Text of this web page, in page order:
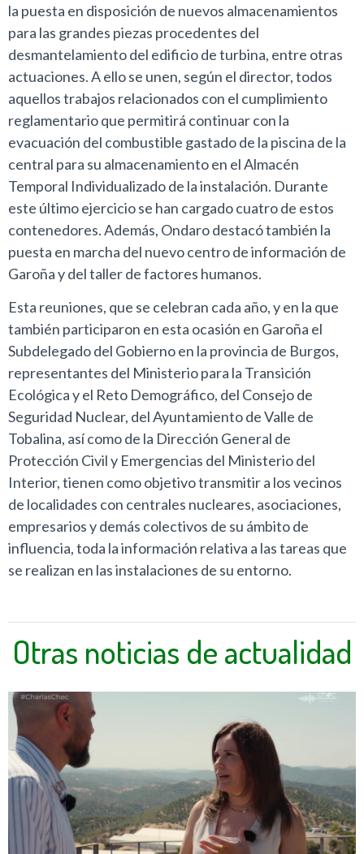
la puesta en disposición de nuevos almacenamientos
para las grandes piezas procedentes del
desmantelamiento del edificio de turbina, entre otras
actuaciones. A ello se unen, según el director, todos
aquellos trabajos relacionados con el cumplimiento
reglamentario que permitirá continuar con la
evacuación del combustible gastado de la piscina de la
central para su almacenamiento en el Almacén
Temporal Individualizado de la instalación. Durante
este último ejercicio se han cargado cuatro de estos
contenedores. Además, Ondaro destacó también la
puesta en marcha del nuevo centro de información de
Garoña y del taller de factores humanos.
Esta reuniones, que se celebran cada año, y en la que
también participaron en esta ocasión en Garoña el
Subdelegado del Gobierno en la provincia de Burgos,
representantes del Ministerio para la Transición
Ecológica y el Reto Demográfico, del Consejo de
Seguridad Nuclear, del Ayuntamiento de Valle de
Tobalina, así como de la Dirección General de
Protección Civil y Emergencias del Ministerio del
Interior, tienen como objetivo transmitir a los vecinos
de localidades con centrales nucleares, asociaciones,
empresarios y demás colectivos de su ámbito de
influencia, toda la información relativa a las tareas que
se realizan en las instalaciones de su entorno.
Otras noticias de actualidad